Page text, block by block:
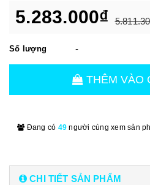
5.283.000₫
Số lượng -
THÊM VÀO
Đang có 49 người cùng xem sản
CHI TIẾT SẢN PHẨM